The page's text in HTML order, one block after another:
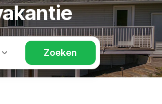
Zoeken